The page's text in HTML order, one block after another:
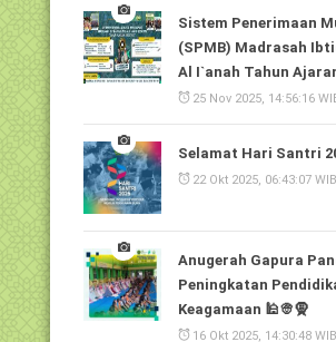
Sistem Penerimaan
(SPMB) Madrasah
Al I`anah Tahun
25 Nov 2025, 14:56:16
Selamat Hari Santri
22 Okt 2025, 06:43:07 WIB
Anugerah Gapura
Peningkatan
Keagamaan 🕌👳🧕
16 Okt 2025, 14:30:48 WIB